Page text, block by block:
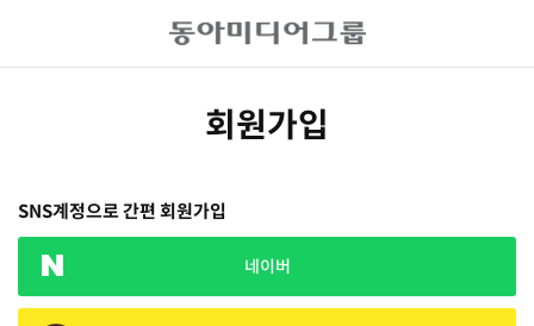
회원가입
SNS계정으로 간편 회원가입
네이버